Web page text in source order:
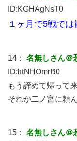
ID:KGHAgNsT0
１ヶ月で5戦で
14： 名無しさん＠
ID:htNHOmrB0
もう諦めて帰って
それか二ノ宮に頼
15： 名無しさん＠